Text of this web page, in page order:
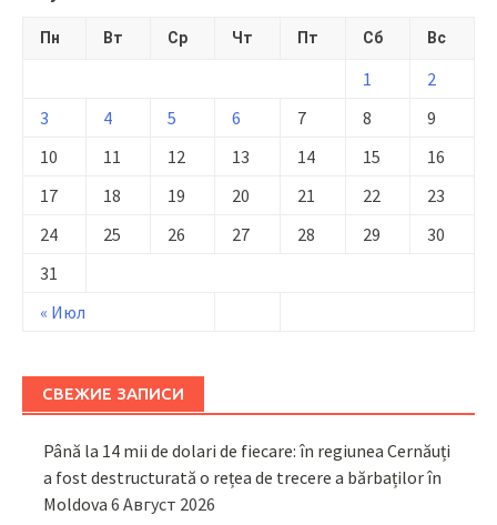
Пн Вт Ср Чт Пт Сб Вс
« Июл
1
2
3
4 5 6 7 8
9
10
11 12 13 14 15
16
17
18 19 20 21 22
23
24
25 26 27 28 29
30
31
СВЕЖИЕ ЗАПИСИ
Până la 14 mii de dolari de fiecare: în regiunea Cernăuți
a fost destructurată o rețea de trecere a bărbaților în
Moldova 6 Август 2026